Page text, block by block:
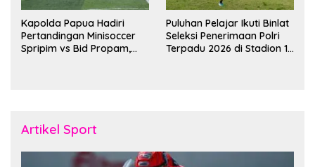
Kapolda Papua Hadiri
Pertandingan Minisoccer
Spripim vs Bid Propam,
Puluhan Pelajar Ikuti Binlat
Seleksi Penerimaan Polri
Terpadu 2026 di Stadion 16
Artikel Sport